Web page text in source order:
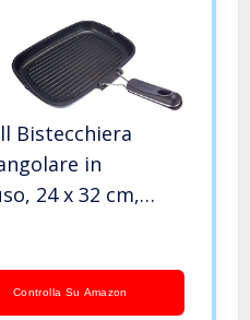
Bistecchiera
in
24 x 32 cm,
Resistium,
Pulire
Controlla Su Amazon